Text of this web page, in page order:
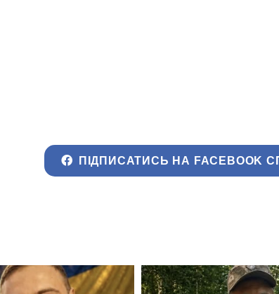
ПІДПИСАТИСЬ НА FACEBOOK